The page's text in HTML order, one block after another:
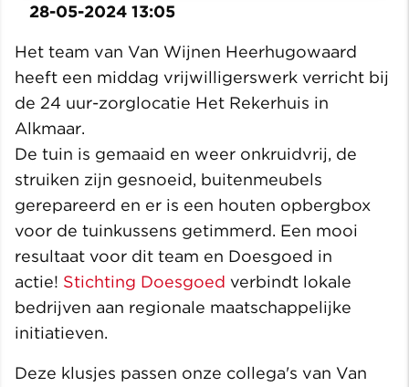
28-05-2024 13:05
Het team van Van Wijnen Heerhugowaard
heeft een middag vrijwilligerswerk verricht bij
de 24 uur-zorglocatie Het Rekerhuis in
Alkmaar.
De tuin is gemaaid en weer onkruidvrij, de
struiken zijn gesnoeid, buitenmeubels
gerepareerd en er is een houten opbergbox
voor de tuinkussens getimmerd. Een mooi
resultaat voor dit team en Doesgoed in
actie! Stichting Doesgoed verbindt lokale
bedrijven aan regionale maatschappelijke
initiatieven.
Deze klusjes passen onze collega's van Van